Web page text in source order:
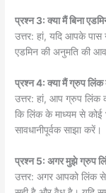
प्रश्न 3: क्या मैं बिना
उत्तर: हां, यदि आपके
एडमिन की अनुमति की
प्रश्न 4: क्या मैं ग्रुप
उत्तर: हां, आप ग्रुप लिंक
कि लिंक के माध्यम से
सावधानीपूर्वक साझा करें।
प्रश्न 5: अगर मुझे ग्रुप
उत्तर: अगर आपको लिंक